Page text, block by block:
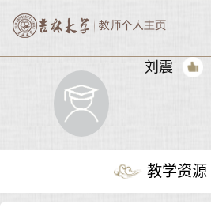
刘震
教学资源